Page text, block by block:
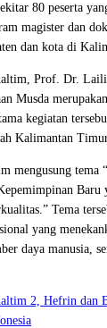
80 peserta
magister dan
dan kota di
Prof. Dr.
Musda
kegiatan
Kalimantan
tema
Baru
Tema
yang
daya manusia,
2, Hefrin dan